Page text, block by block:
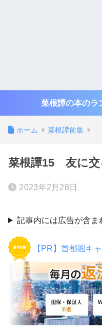
菜根譚の本のラ
ホーム 菜根譚前集
菜根譚15 友に交
2023年2月28日
記事内には広告が含ま
【PR】首都圏キ